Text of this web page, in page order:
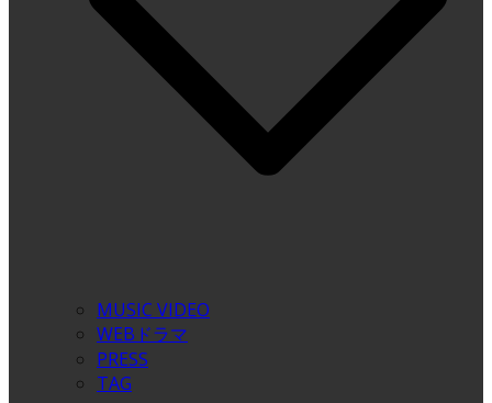
MUSIC VIDEO
WEBドラマ
PRESS
TAG